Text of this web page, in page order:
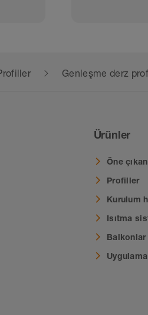
Genleşme derz
Ürünler
Öne
Profiller
Kurulum
Isıtma
Uygulama